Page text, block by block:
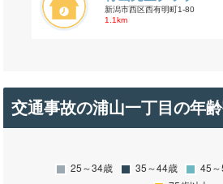
新潟市西区西有明町1-80
1.1km
交通事故の浦山一丁目の年